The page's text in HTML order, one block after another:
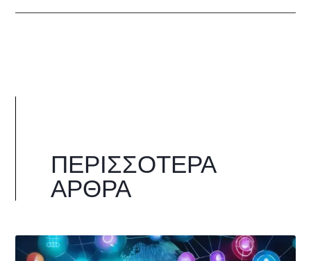
ΠΕΡΙΣΣΌΤΕΡΑ
ΆΡΘΡΑ